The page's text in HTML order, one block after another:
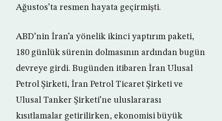
Ağustos’ta resmen hayata geçirmişti.
ABD’nin İran’a yönelik ikinci yaptırım paketi,
180 günlük sürenin dolmasının ardından bugün
devreye girdi. Bugünden itibaren İran Ulusal
Petrol Şirketi, İran Petrol Ticaret Şirketi ve
Ulusal Tanker Şirketi’ne uluslararası
kısıtlamalar getirilirken, ekonomisi büyük